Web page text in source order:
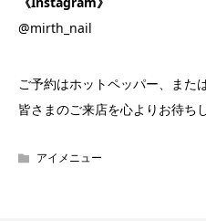
@mirth_nail
ご予約はホットペッパー、また
皆さまのご来店を心よりお待ち
アイメニュー